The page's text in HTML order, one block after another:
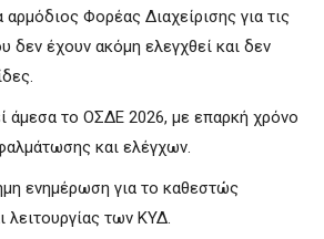
Φορέας Διαχείρισης για τις
δεν έχουν ακόμη ελεγχθεί και δεν
άμεσα το ΟΣΔΕ 2026, με επαρκή χρόνο
και ελέγχων.
ενημέρωση για το καθεστώς
λειτουργίας των ΚΥΔ.